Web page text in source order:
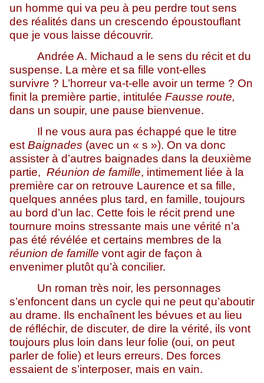
un homme qui va peu à peu perdre tout sens
des réalités dans un crescendo époustouflant
que je vous laisse découvrir.
Andrée A. Michaud a le sens du récit et du
suspense. La mère et sa fille vont-elles
survivre ? L’horreur va-t-elle avoir un terme ? On
finit la première partie, intitulée Fausse route,
dans un soupir, une pause bienvenue.
Il ne vous aura pas échappé que le titre
est Baignades (avec un « s »). On va donc
assister à d’autres baignades dans la deuxième
partie, Réunion de famille, intimement liée à la
première car on retrouve Laurence et sa fille,
quelques années plus tard, en famille, toujours
au bord d’un lac. Cette fois le récit prend une
tournure moins stressante mais une vérité n’a
pas été révélée et certains membres de la
réunion de famille vont agir de façon à
envenimer plutôt qu’à concilier.
Un roman très noir, les personnages
s’enfoncent dans un cycle qui ne peut qu’aboutir
au drame. Ils enchaînent les bévues et au lieu
de réfléchir, de discuter, de dire la vérité, ils vont
toujours plus loin dans leur folie (oui, on peut
parler de folie) et leurs erreurs. Des forces
essaient de s’interposer, mais en vain.